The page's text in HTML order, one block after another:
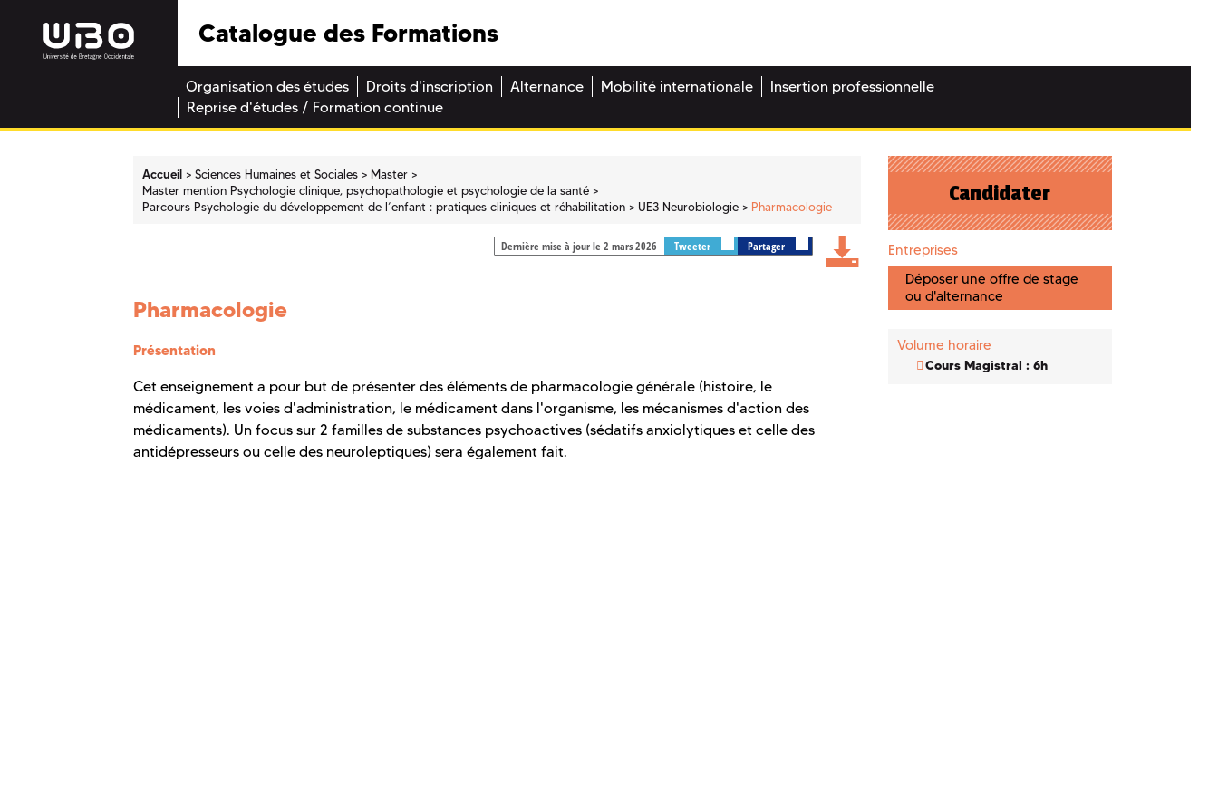
Catalogue des Formations
Organisation des études Droits d'inscription Alternance Mobilité internationale
Insertion professionnelle
Reprise d'études / Formation continue
Accueil Sciences Humaines et Sociales
Master
Master mention Psychologie clinique, psychopathologie et psychologie de la santé
Parcours Psychologie du développement de l’enfant : pratiques cliniques et réhabilitation
UE3 Neurobiologie Pharmacologie
Dernière mise à jour le 2 mars 2026 Tweeter Partager
Pharmacologie
Présentation
Cet enseignement a pour but de présenter des éléments de pharmacologie générale (histoire, le
médicament, les voies d'administration, le médicament dans l'organisme, les mécanismes d'action des
médicaments). Un focus sur 2 familles de substances psychoactives (sédatifs anxiolytiques et celle des
antidépresseurs ou celle des neuroleptiques) sera également fait.
Candidater
Entreprises
Déposer une offre de stage
ou d'alternance
Volume horaire
Cours Magistral : 6h